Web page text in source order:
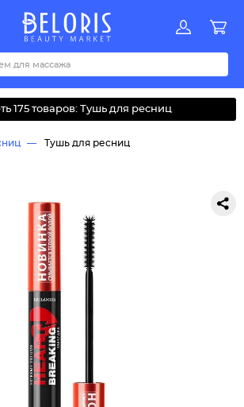
Акции
LMNOPQRSTUVWYZАБВДЗИМОКЛНПРСТУФ
175 товаров: Тушь для ресниц
Тушь для ресниц